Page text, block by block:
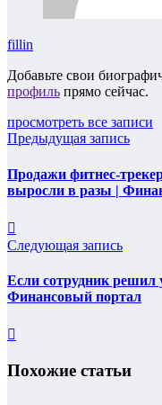
fillin
Добавьте свои
профиль прямо сейчас.
просмотреть все записи
Предыдущая запись
Продажи фитнес-
выросли в разы |
Следующая запись
Если сотрудник решил
Финансовый портал
Похожие статьи